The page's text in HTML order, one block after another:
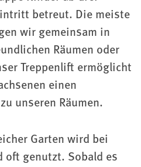
betreut. Die meiste
wir gemeinsam in
Räumen oder
Treppenlift ermöglicht
einen
unseren Räumen.
Garten wird bei
oft genutzt. Sobald es